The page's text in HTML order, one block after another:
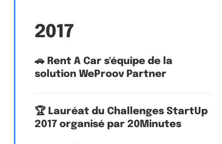
2017
🚗 Rent A Car s'équipe de la
solution WeProov Partner
🏆 Lauréat du Challenges StartUp
2017 organisé par 20Minutes